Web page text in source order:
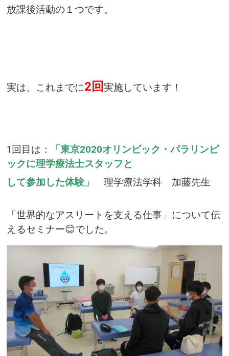
放課後活動の１つです。
実は、これまでに2回実施しています！
1回目は：
「東京2020オリンピック・パラリンピ
ックに理学療法士スタッフと
して参加した体験」
理学療法学科 加藤先生
「世界的なアスリートを支える仕事」について伝
えるセミナー😊でした。